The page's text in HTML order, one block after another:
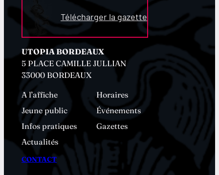
Télécharger la gazette
UTOPIA BORDEAUX
5 PLACE CAMILLE JULLIAN
33000 BORDEAUX
A l’affiche
Horaires
Jeune public
Événements
Infos pratiques
Gazettes
Actualités
CONTACT